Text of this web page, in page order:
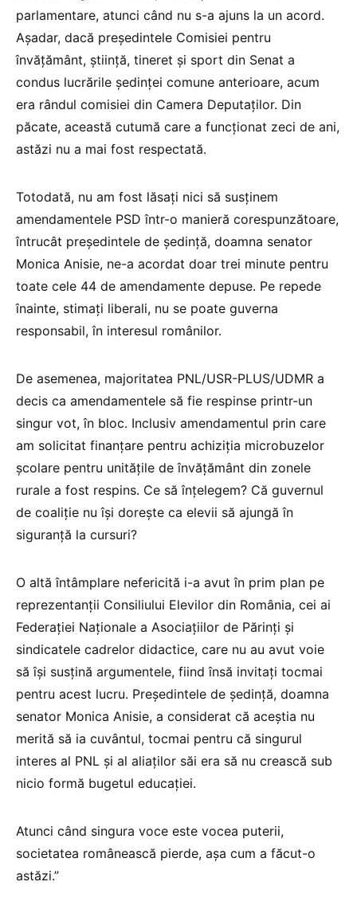
parlamentare, atunci când nu s-a ajuns la un acord.
Așadar, dacă președintele Comisiei pentru
învăţământ, ştiinţă, tineret şi sport din Senat a
condus lucrările ședinței comune anterioare, acum
era rândul comisiei din Camera Deputaților. Din
păcate, această cutumă care a funcționat zeci de ani,
astăzi nu a mai fost respectată.
Totodată, nu am fost lăsați nici să susținem
amendamentele PSD într-o manieră corespunzătoare,
întrucât președintele de ședință, doamna senator
Monica Anisie, ne-a acordat doar trei minute pentru
toate cele 44 de amendamente depuse. Pe repede
înainte, stimați liberali, nu se poate guverna
responsabil, în interesul românilor.
De asemenea, majoritatea PNL/USR-PLUS/UDMR a
decis ca amendamentele să fie respinse printr-un
singur vot, în bloc. Inclusiv amendamentul prin care
am solicitat finanțare pentru achiziția microbuzelor
școlare pentru unitățile de învățământ din zonele
rurale a fost respins. Ce să înțelegem? Că guvernul
de coaliție nu își dorește ca elevii să ajungă în
siguranță la cursuri?
O altă întâmplare nefericită i-a avut în prim plan pe
reprezentanții Consiliului Elevilor din România, cei ai
Federației Naționale a Asociațiilor de Părinți și
sindicatele cadrelor didactice, care nu au avut voie
să își susțină argumentele, fiind însă invitați tocmai
pentru acest lucru. Președintele de ședință, doamna
senator Monica Anisie, a considerat că aceștia nu
merită să ia cuvântul, tocmai pentru că singurul
interes al PNL și al aliaților săi era să nu crească sub
nicio formă bugetul educației.
Atunci când singura voce este vocea puterii,
societatea românească pierde, așa cum a făcut-o
astăzi.”